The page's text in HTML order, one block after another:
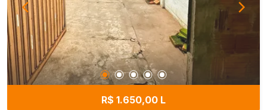
R$ 1.650,00 L